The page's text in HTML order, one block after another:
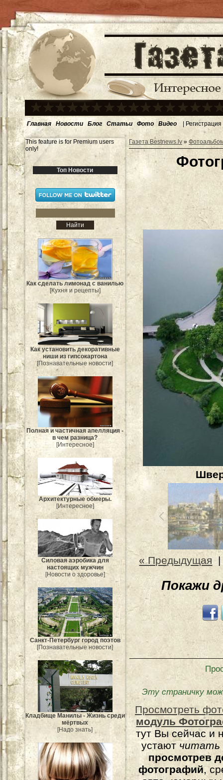
Главная Новости Блог Статьи Фото Видео | Регистрация
This feature is for Premium users
only!
Топ Новости
Как сделать лимонад с ванилью
[Кухня и рецепты]
Как установить декоративные
ниши из гипсокартона
[Познавательные новости]
Полная и частичная апелляция -
в чем разница?
[Интересное]
Архитектурные обмеры.
[Интересное]
Силовая аэробика для
настоящих мужчин
[Новости о здоровье]
Санкт-Петербург город поэтов
[Познавательные новости]
Кладбище Манилы - Жизнь среди
мёртвых
[Надо знать]
Газета Bestnews.lv»
« Предыдущая
Покажи
Эту страничку
Просмотреть
модуль
тут Вы сейчас и
устают читать
просмотрев
фотографий,